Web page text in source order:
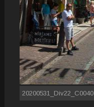
20200531_Div22_C0040